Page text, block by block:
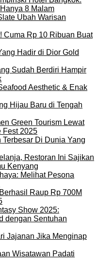
8 Malam
Ubah Warisan
Cuma Rp 10 Ribuan Buat
Hadir di Dior Gold
Sudah Berdiri Hampir
Aesthetic & Enak
Hijau Baru di Tengah
Green Tourism Lewat
Fest 2025
Di Dunia Yang
Restoran Ini Sajikan
Kenyang
Melihat Pesona
Raup Rp 700M
Show 2025:
dengan Sentuhan
Jajanan Jika Menginap
Wisatawan Padati